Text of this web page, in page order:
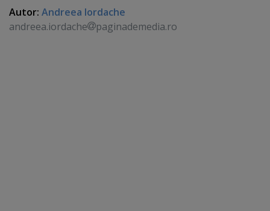
Autor: Andreea Iordache
andreea.iordache
paginademedia.ro